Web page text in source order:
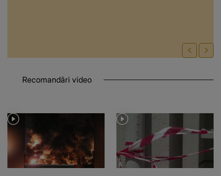
Recomandări video